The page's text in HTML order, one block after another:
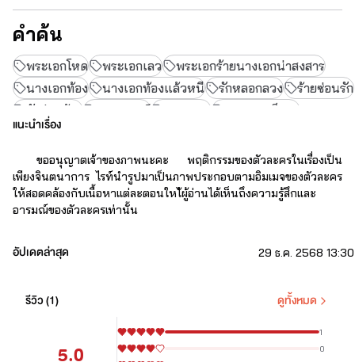
คำค้น
พระเอกโหด พระเอกเลว
พระเอกร้ายนางเอกน่าสงสาร
นางเอกท้อง
นางเอกท้องแล้วหนี รักหลอกลวง
ร้ายซ่อนรัก
รักซ่อนร้าย
แบดบอยด์ แบดบอย พระเอกเย็นชา
แนะนำเรื่อง
ขออนุญาตเจ้าของภาพนะคะ พฤติกรรมของตัวละครในเรื่องเป็น
เพียงจินตนาการ ไรท์นำรูปมาเป็นภาพประกอบตามอิมเมจของตัวละคร
ให้สอดคล้องกับเนื้อหาแต่ละตอนใหไ้ผู้อ่านได้เห็นถึงความรู้สึกและ
อารมณ์ของตัวละครเท่านั้น
มีพระคุณโดยมีชีวิตของพ่อเป็นเดิมพัน
คมกริช อัศวะเทวา
อัปเดตล่าสุด 29 ธ.ค. 2568
รีวิว (1) ดูทั้งหมด
5.0
1
0